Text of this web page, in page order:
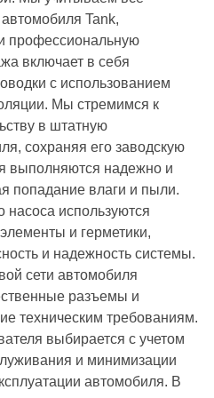
Tank,
профессиональную
включает в себя
с использованием
Мы стремимся к
в штатную
сохраняя его заводскую
выполняются надежно и
попадание влаги и пыли.
насоса используются
и герметики,
и надежность системы.
сети автомобиля
разъемы и
техническим требованиям.
выбирается с учетом
и минимизации
автомобиля. В